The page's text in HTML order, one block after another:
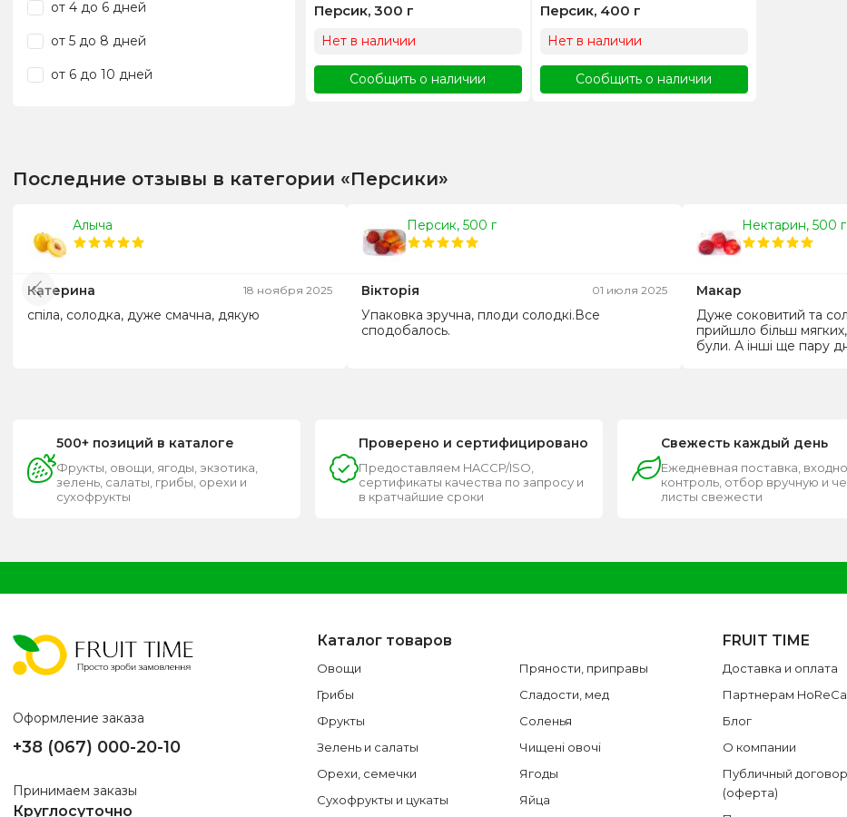
от 4 до 6 дней
от 5 до 8 дней
от 6 до 10 дней
Персик, 300 г
Нет в наличии
Сообщить о наличии
Персик, 400 г
Нет в наличии
Сообщить о наличии
Последние отзывы в категории «Персики»
Алыча
Катерина 18 ноября 2025
спіла, солодка, дуже смачна, дякую
Персик, 500 г
Вікторія 01 июля 2025
Упаковка зручна, плоди солодкі.Все
сподобалось.
Нектарин, 500 г
Макар
Дуже соковитий та
прийшло більш
були. А інші ще пару
500+ позиций в каталоге
Фрукты, овощи, ягоды, экзотика,
зелень, салаты, грибы, орехи и
сухофрукты
Проверено и сертифицировано
Предоставляем HACCP/ISO,
сертификаты качества по запросу и
в кратчайшие сроки
Свежесть каждый день
Ежедневная поставка,
контроль, отбор вручную и
листы свежести
Оформление заказа
+38 (067) 000-20-10
Принимаем заказы
Круглосуточно
Каталог товаров
Овощи
Грибы
Фрукты
Зелень и салаты
Орехи, семечки
Сухофрукты и цукаты
Пряности, приправы
Сладости, мед
Соленья
Чищені овочі
Ягоды
Яйца
FRUIT TIME
Доставка и оплата
Партнерам HoReCa
Блог
О компании
Публичный договор
(оферта)